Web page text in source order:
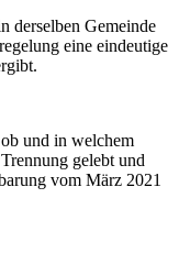
derselben Gemeinde
eine eindeutige
und in welchem
gelebt und
vom März 2021